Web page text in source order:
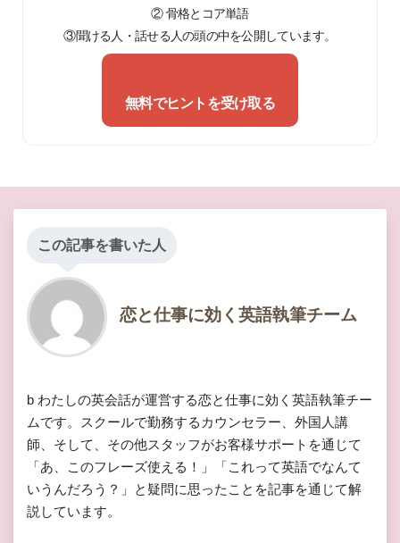
② 骨格とコア単語
③聞ける人・話せる人の頭の中を公開しています。
無料でヒントを受け取る
この記事を書いた人
恋と仕事に効く英語執筆チーム
b わたしの英会話が運営する恋と仕事に効く英語執筆チー
ムです。スクールで勤務するカウンセラー、外国人講
師、そして、その他スタッフがお客様サポートを通じて
「あ、このフレーズ使える！」「これって英語でなんて
いうんだろう？」と疑問に思ったことを記事を通じて解
説しています。